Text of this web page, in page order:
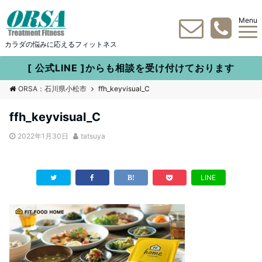
カラダの悩みに応えるフィットネス
Menu
[ 公式LINE ]からも相談を受け付けております
ORSA：石川県小松市 ffh_keyvisual_C
ffh_keyvisual_C
2022年1月30日 tatsuya
LINE